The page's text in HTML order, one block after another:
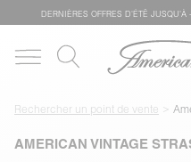
DERNIÈRES OFFRES D'ÉTÊ
Rechercher un point de vente
AMERICAN VINTAGE